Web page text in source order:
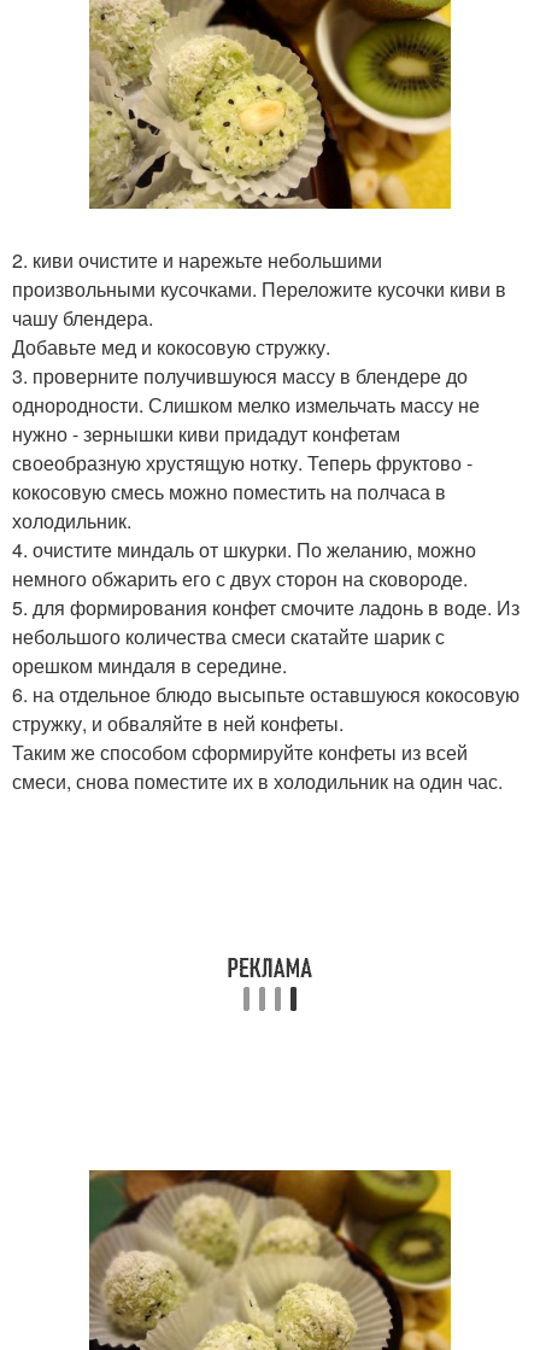
2. киви очистите и нарежьте небольшими
произвольными кусочками. Переложите кусочки киви в
чашу блендера.
Добавьте мед и кокосовую стружку.
3. проверните получившуюся массу в блендере до
однородности. Слишком мелко измельчать массу не
нужно - зернышки киви придадут конфетам
своеобразную хрустящую нотку. Теперь фруктово -
кокосовую смесь можно поместить на полчаса в
холодильник.
4. очистите миндаль от шкурки. По желанию, можно
немного обжарить его с двух сторон на сковороде.
5. для формирования конфет смочите ладонь в воде. Из
небольшого количества смеси скатайте шарик с
орешком миндаля в середине.
6. на отдельное блюдо высыпьте оставшуюся кокосовую
стружку, и обваляйте в ней конфеты.
Таким же способом сформируйте конфеты из всей
смеси, снова поместите их в холодильник на один час.